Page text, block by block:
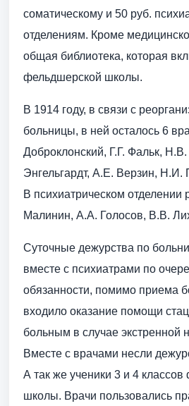
соматическому и 50 руб.
отделениям. Кроме
общая библиотека, которая
фельдшерской школы.
В 1914 году, в связи с
больницы, в ней осталось 6
Доброклонский, Г.Г. Фальк,
Энгельгардт, А.Е. Верзин,
В психиатрическом отделении
Малинин, А.А. Голосов, В.В.
Суточные дежурства по
вместе с психиатрами по
обязанности, помимо приема
входило оказание помощи
больным в случае экстренной
Вместе с врачами несли
А так же ученики 3 и 4
школы. Врачи пользовались